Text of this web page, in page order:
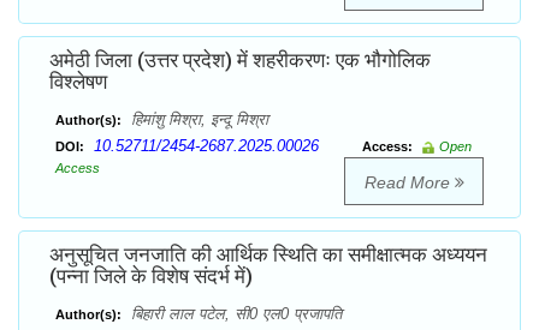
अमेठी जिला (उत्तर प्रदेश) में शहरीकरणः एक भौगोलिक
विश्लेषण
Author(s): हिमांशु मिश्रा, इन्दू मिश्रा
DOI: 10.52711/2454-2687.2025.00026 Access:
Open
Access
Read More
अनुसूचित जनजाति की आर्थिक स्थिति का समीक्षात्मक अध्ययन
(पन्ना जिले के विशेष संदर्भ में)
Author(s): बिहारी लाल पटेल, सी0 एल0 प्रजापति